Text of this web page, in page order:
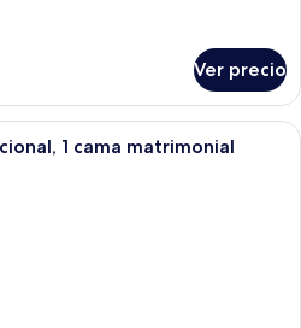
Ver precio
Una cama bien hecha con sábanas
1 cama matrimonial